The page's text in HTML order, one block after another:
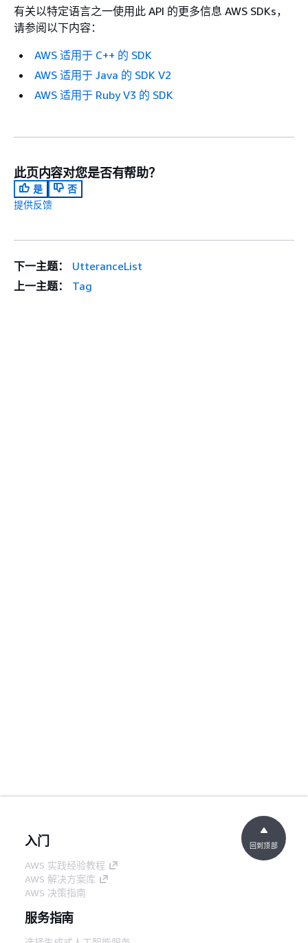
有关以特定语言之一使用此 API 的更多信息 AWS SDKs，
请参阅以下内容：
AWS 适用于 C++ 的 SDK
AWS 适用于 Java 的 SDK V2
AWS 适用于 Ruby V3 的 SDK
此页内容对您是否有帮助？
是
否
提供反馈
下一主题：
UtteranceList
上一主题：
Tag
入门
AWS 实践经验教程
AWS 解决方案库
AWS 决策指南
服务指南
回到顶部